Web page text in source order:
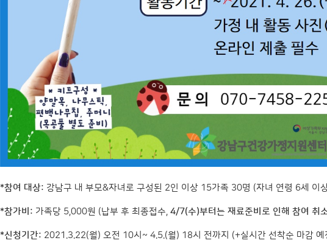
*참여 대상: 강남구 내 부모&자녀로 구성된 2인 이상 15가족 30명 (자녀 연령 6세 이
*참가비: 가족당 5,000원 (납부 후 최종접수, 4/7(수)부터는 재료준비로 인해 참여 취
*신청기간: 2021.3.22(월) 오전 10시~ 4.5.(월) 18시 전까지 (+실시간 선착순 마감 예